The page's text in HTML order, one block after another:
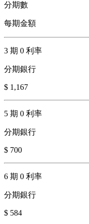
分期數
每期金額
3 期 0 利率
分期銀行
$ 1,167
5 期 0 利率
分期銀行
$ 700
6 期 0 利率
分期銀行
$ 584